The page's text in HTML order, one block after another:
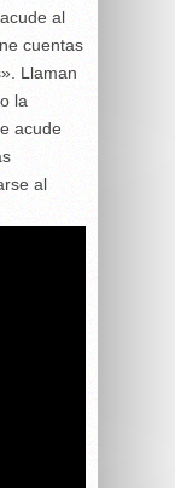
al
cuentas
Llaman
la
acude
al